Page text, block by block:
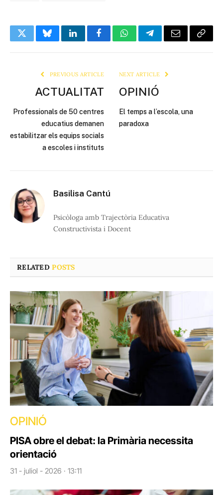
TwitterBlueskyLinkedInFacebookWhatsAppTelegramEmail Copy
PREVIOUS ARTICLE
ACTUALITAT
Professionals de 50 centres
educatius demanen
estabilitzar els equips socials
a escoles i instituts
NEXT ARTICLE
OPINIÓ
El temps a l’escola, una
paradoxa
Basilisa Cantú
Psicòloga amb Trajectòria Educativa
Constructivista i Docent
RELATEDPOSTS
OPINIÓ
PISA obre el debat: la Primària necessita
orientació
31 - juliol - 2026 · 13:11